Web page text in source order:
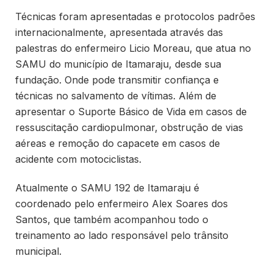
Técnicas foram apresentadas e protocolos padrões
internacionalmente, apresentada através das
palestras do enfermeiro Licio Moreau, que atua no
SAMU do município de Itamaraju, desde sua
fundação. Onde pode transmitir confiança e
técnicas no salvamento de vítimas. Além de
apresentar o Suporte Básico de Vida em casos de
ressuscitação cardiopulmonar, obstrução de vias
aéreas e remoção do capacete em casos de
acidente com motociclistas.
Atualmente o SAMU 192 de Itamaraju é
coordenado pelo enfermeiro Alex Soares dos
Santos, que também acompanhou todo o
treinamento ao lado responsável pelo trânsito
municipal.